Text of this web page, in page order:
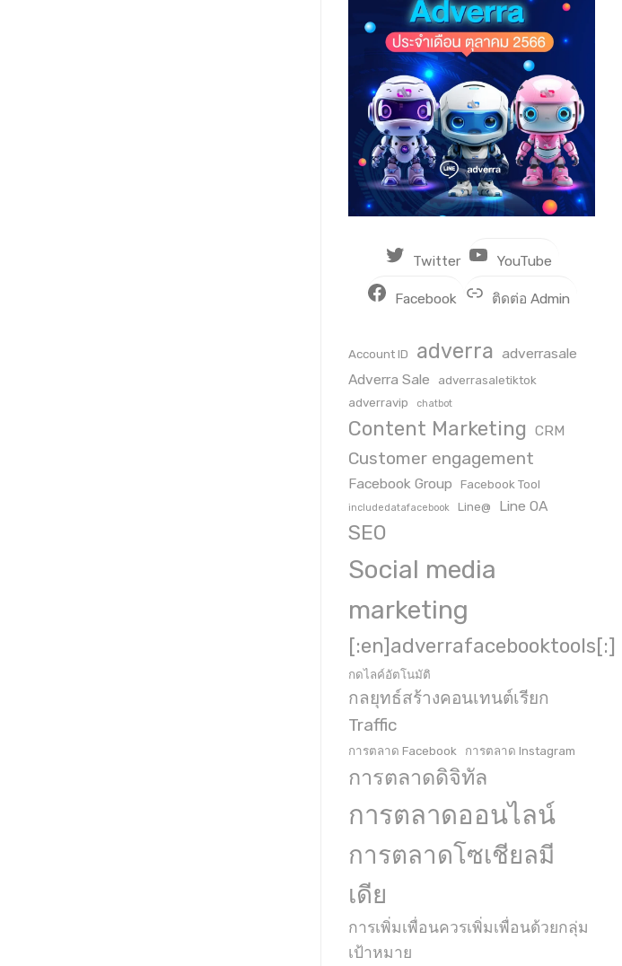
Twitter YouTube
Facebook ติดต่อ Admin
Account ID adverra adverrasale
Adverra Sale
adverrasaletiktok
adverravip
chatbot
Content Marketing CRM
Customer engagement
Facebook Group Facebook Tool
includedatafacebook Line@ Line OA
SEO
Social media
marketing
[:en]adverrafacebooktools[:]
กดไลค์อัตโนมัติ
กลยุทธ์สร้างคอนเทนต์เรียก
Traffic
การตลาด Facebook การตลาด Instagram
การตลาดดิจิทัล
การตลาดออนไลน์
การตลาดโซเชียลมี
เดีย
การเพิ่มเพื่อนควรเพิ่มเพื่อนด้วยกลุ่ม
เป้าหมาย